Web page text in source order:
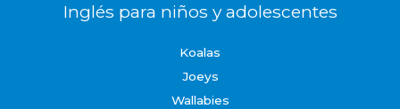
Inglés para niños y adolescentes
Koalas
Joeys
Wallabies